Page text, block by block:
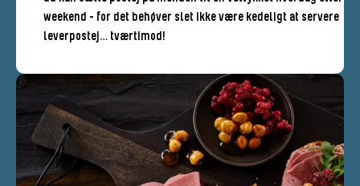
weekend – for det behøver slet ikke være kedeligt at servere
leverpostej… tværtimod!